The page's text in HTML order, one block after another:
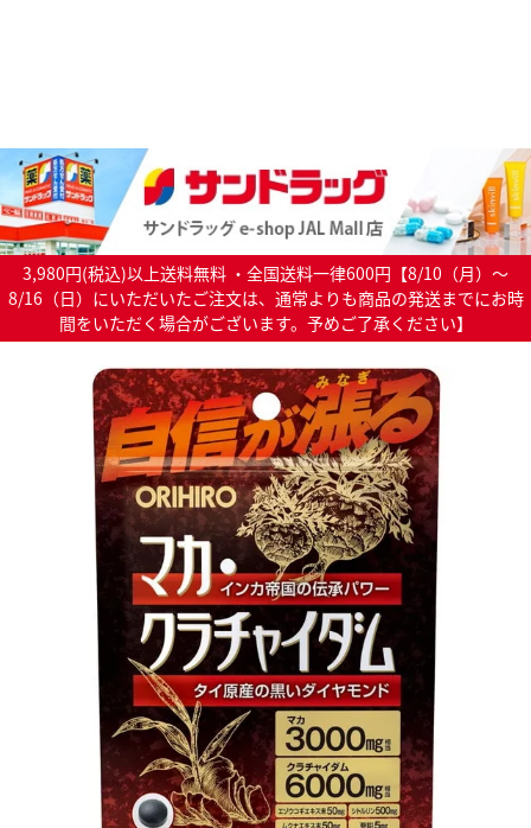
3,980円(税込)以上送料無料 ・全国送料一律600円【8/10（月）～
8/16（日）にいただいたご注文は、通常よりも商品の発送までにお時
間をいただく場合がございます。予めご了承ください】